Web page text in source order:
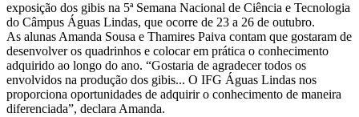
exposição dos gibis na 5ª Semana Nacional de Ciência e Tecnologia
do Câmpus Águas Lindas, que ocorre de 23 a 26 de outubro.
As alunas Amanda Sousa e Thamires Paiva contam que gostaram de
desenvolver os quadrinhos e colocar em prática o conhecimento
adquirido ao longo do ano. “Gostaria de agradecer todos os
envolvidos na produção dos gibis... O IFG Águas Lindas nos
proporciona oportunidades de adquirir o conhecimento de maneira
diferenciada”, declara Amanda.